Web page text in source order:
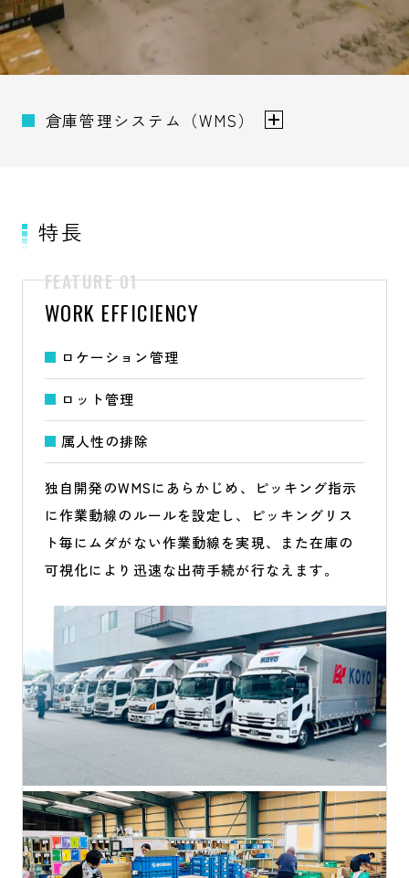
倉庫管理システム（WMS）
特長
WORK EFFICIENCY
ロケーション管理
ロット管理
属人性の排除
独自開発のWMSにあらかじめ、ピッキング指示
に作業動線のルールを設定し、ピッキングリス
ト毎にムダがない作業動線を実現、また在庫の
可視化により迅速な出荷手続が行なえます。